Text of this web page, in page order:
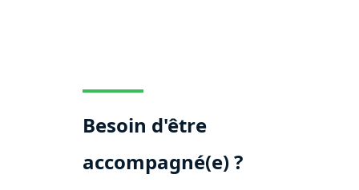
Besoin d'être
accompagné(e) ?